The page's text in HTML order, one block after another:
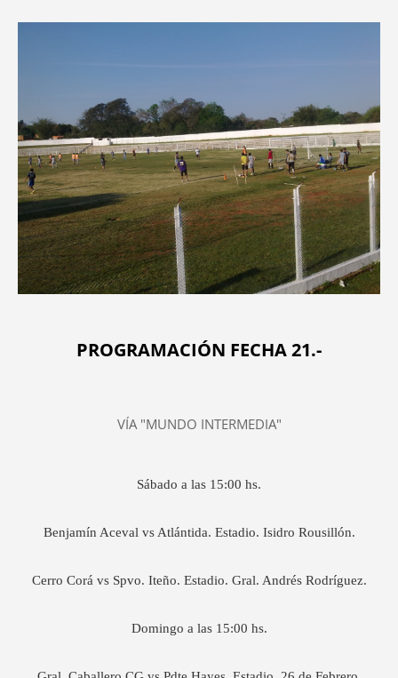
PROGRAMACIÓN FECHA 21.-
VÍA "MUNDO INTERMEDIA"
Sábado a las 15:00 hs.
Benjamín Aceval vs Atlántida. Estadio. Isidro Rousillón.
Cerro Corá vs Spvo. Iteño. Estadio. Gral. Andrés Rodríguez.
Domingo a las 15:00 hs.